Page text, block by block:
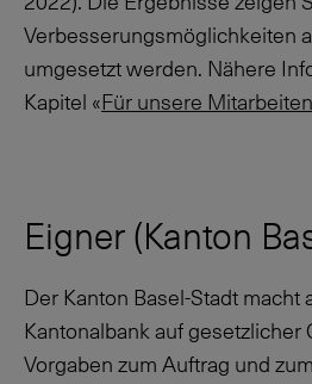
Verbesserungsmöglichkeiten
umgesetzt werden. Nähere
Kapitel «Für unsere
Eigner (Kanton
Der Kanton Basel-Stadt macht
Kantonalbank auf gesetzlicher
Vorgaben zum Auftrag und